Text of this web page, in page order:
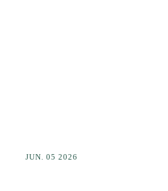
JUN. 05 2026